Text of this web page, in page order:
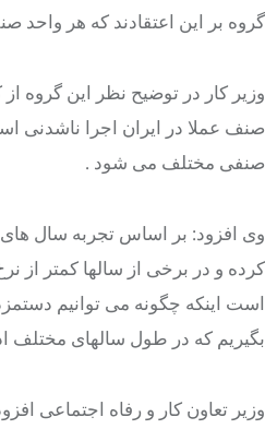
گروه بر این اعتقادند که هر واحد
وزیر کار در توضیح نظر این گروه
صنف عملا در ایران اجرا ناشدنی
صنفی مختلف می شود .
کرده و در برخی از سالها کمتر
است اینکه چگونه می توانیم
بگیریم که در طول سالهای مختلف
وزیر تعاون کار و رفاه اجتماعی